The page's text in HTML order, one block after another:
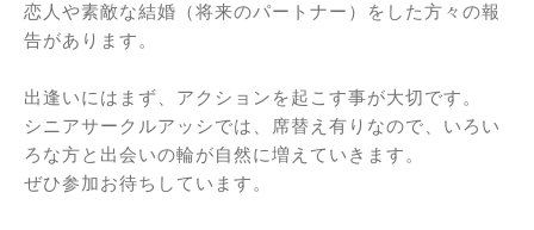
恋人や素敵な結婚（将来のパートナー）をした方々の報
告があります。
出逢いにはまず、アクションを起こす事が大切です。
シニアサークルアッシでは、席替え有りなので、いろい
ろな方と出会いの輪が自然に増えていきます。
ぜひ参加お待ちしています。